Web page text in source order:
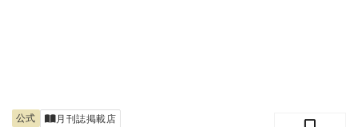
公式 月刊誌掲載店